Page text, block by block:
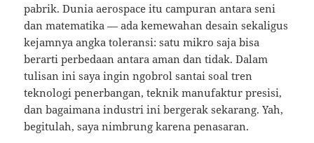
pabrik. Dunia aerospace itu campuran antara seni
dan matematika — ada kemewahan desain sekaligus
kejamnya angka toleransi: satu mikro saja bisa
berarti perbedaan antara aman dan tidak. Dalam
tulisan ini saya ingin ngobrol santai soal tren
teknologi penerbangan, teknik manufaktur presisi,
dan bagaimana industri ini bergerak sekarang. Yah,
begitulah, saya nimbrung karena penasaran.